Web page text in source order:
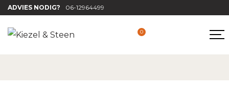
ADVIES NODIG? 06-12964499
0